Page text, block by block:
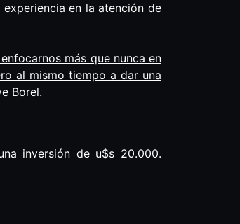
en la atención de
más que nunca en
al mismo tiempo a dar una
Borel.
inversión de u$s 20.000.